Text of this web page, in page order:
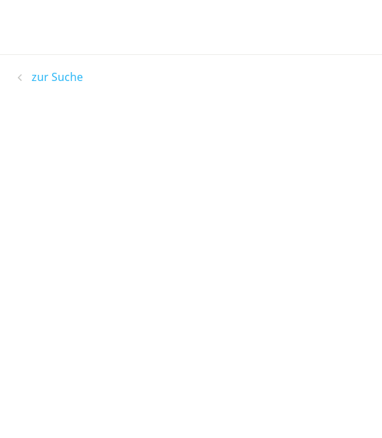
zur Suche